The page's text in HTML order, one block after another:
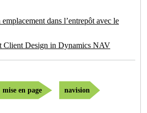
dans l’entrepôt avec le
Design in Dynamics NAV
mise en page navision